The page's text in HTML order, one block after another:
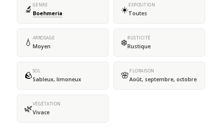
🔬 GENRE
Boehmeria ☀️EXPOSITION
Toutes
💧 ARROSAGE
Moyen ❄️RUSTICITÉ
Rustique
🪨SOL
Sableux, limoneux 🌸 FLORAISON
Août, septembre, octobre
🌿VÉGÉTATION
Vivace